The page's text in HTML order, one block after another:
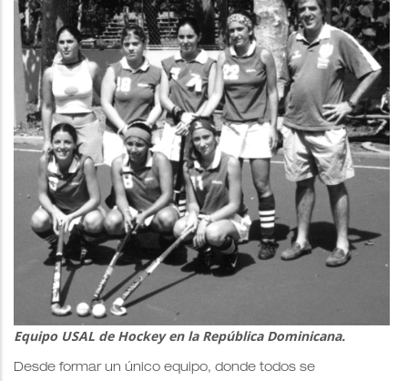
Equipo USAL de Hockey en la República Dominicana.
Desde formar un único equipo, donde todos se